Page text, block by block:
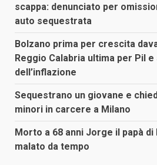
scappa: denunciato per
auto sequestrata
Bolzano prima per crescita
Reggio Calabria ultima per Pil e
dell’inflazione
Sequestrano un giovane e
minori in carcere a Milano
Morto a 68 anni Jorge il papà
malato da tempo